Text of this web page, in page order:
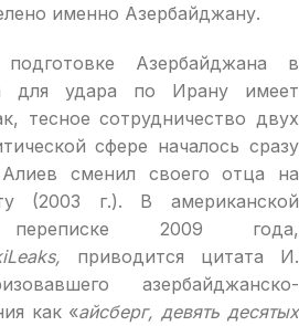
именно Азербайджану.
Азербайджана в
для удара по Ирану имеет
тесное сотрудничество двух
сфере началось сразу
сменил своего отца на
(2003 г.). В американской
переписке 2009 года,
приводится цитата И.
азербайджанско-
как «айсберг, девять десятых